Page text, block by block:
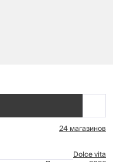
24 магазинов
Dolce vita